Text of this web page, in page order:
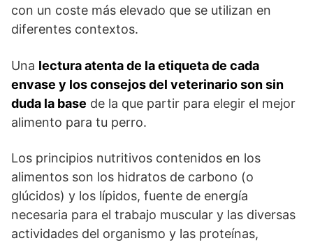
con un coste más elevado que se utilizan en
diferentes contextos.
Una lectura atenta de la etiqueta de cada
envase y los consejos del veterinario son sin
duda la base de la que partir para elegir el mejor
alimento para tu perro.
Los principios nutritivos contenidos en los
alimentos son los hidratos de carbono (o
glúcidos) y los lípidos, fuente de energía
necesaria para el trabajo muscular y las diversas
actividades del organismo y las proteínas,